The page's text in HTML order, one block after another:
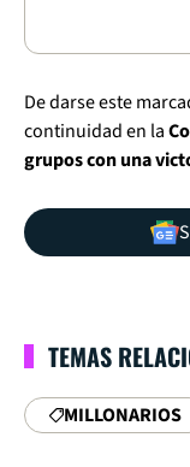
De darse este
continuidad en la
grupos con una
TEMAS
MILLONARIOS